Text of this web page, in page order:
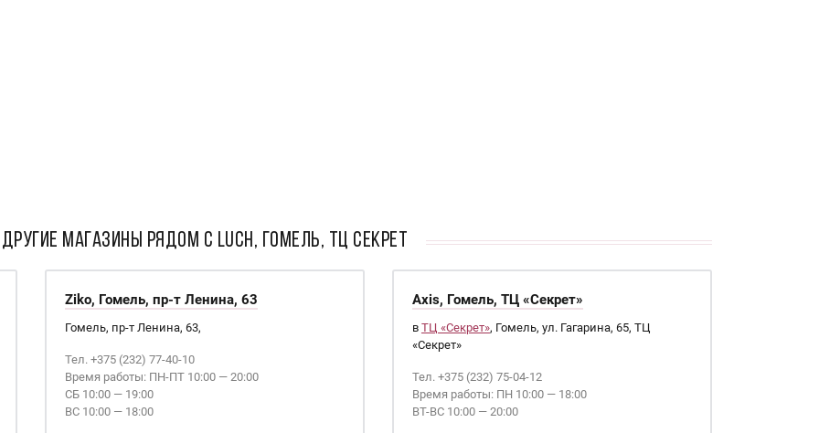
ДРУГИЕ МАГАЗИНЫ РЯДОМ С Luch, Гомель, ТЦ Секрет
Ziko, Гомель, пр-т Ленина, 63
Гомель, пр-т Ленина, 63,
Тел. +375 (232) 77-40-10
Время работы: ПН-ПТ 10:00 — 20:00
СБ 10:00 — 19:00
ВС 10:00 — 18:00
Axis, Гомель, ТЦ «Секрет»
в ТЦ «Секрет», Гомель, ул. Гагарина, 65, ТЦ
«Секрет»
Тел. +375 (232) 75-04-12
Время работы: ПН 10:00 — 18:00
ВТ-ВС 10:00 — 20:00